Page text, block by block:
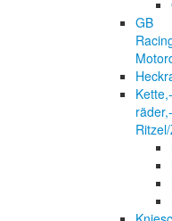
GB
Kette,-
räder,-